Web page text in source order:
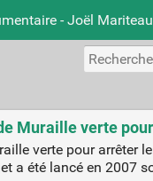
- Joël Mariteau
Muraille verte
verte pour arrêter
a été lancé en 2007